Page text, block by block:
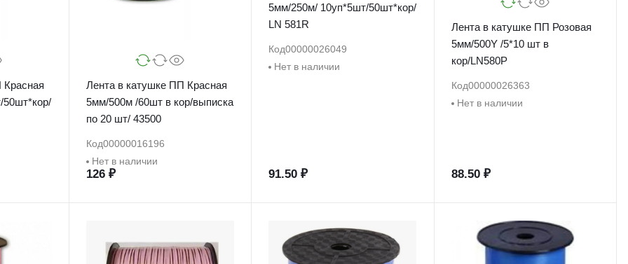
Лента в катушке ПП Красная
5мм/500м /60шт в кор/выписка
по 20 шт/ 43500
Код00000016196
Нет в наличии
126 ₽
5мм/250м/ 10уп*5шт/50шт*кор/
LN 581R
Код00000026049
Нет в наличии
91.50 ₽
Лента в катушке ПП Розовая
5мм/500Y /5*10 шт в
кор/LN580P
Код00000026363
Нет в наличии
88.50 ₽